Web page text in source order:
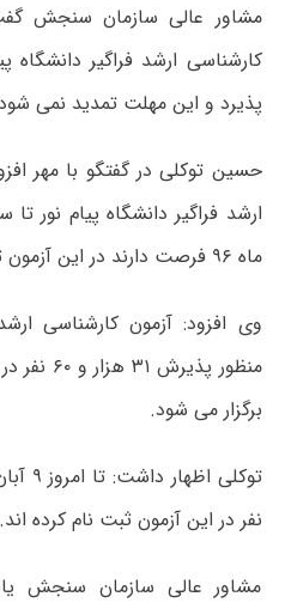
مشاور عالی سازمان سنجش
پذیرد و این مهلت تمدید نمی
حسین توکلی در گفتگو با مهر
ماه ۹۶ فرصت دارند در این آزمون ثبت نام کنند.
وی افزود: آزمون کارشناسی
برگزار می شود.
نفر در این آزمون ثبت نام کرده اند.
مشاور عالی سازمان سنجش